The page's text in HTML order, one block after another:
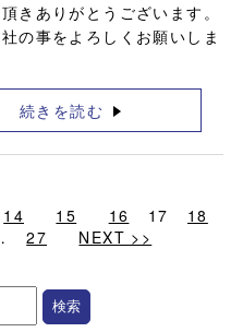
きありがとうございます。
の事をよろしくお願いしま
続きを読む
14 15 16 17
18
27 NEXT >>